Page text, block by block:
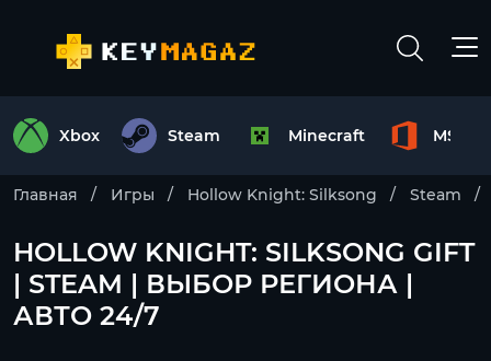
Xbox Steam Minecraft MS
Главная Игры Hollow Knight: Silksong Steam
HOLLOW KNIGHT: SILKSONG GIFT
| STEAM | ВЫБОР РЕГИОНА |
АВТО 24/7